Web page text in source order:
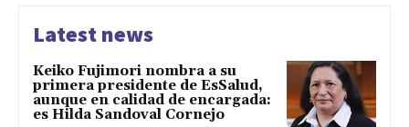
Latest news
Keiko Fujimori nombra a su
primera presidente de EsSalud,
aunque en calidad de encargada:
es Hilda Sandoval Cornejo